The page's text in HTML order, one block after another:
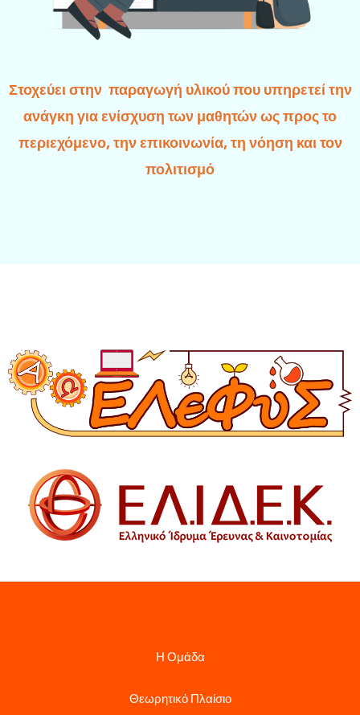
Στοχεύει στην παραγωγή υλικού που υπηρετεί την
ανάγκη για ενίσχυση των μαθητών ως προς το
περιεχόμενο, την επικοινωνία, τη νόηση και τον
πολιτισμό
Η Ομάδα
Θεωρητικό Πλαίσιο